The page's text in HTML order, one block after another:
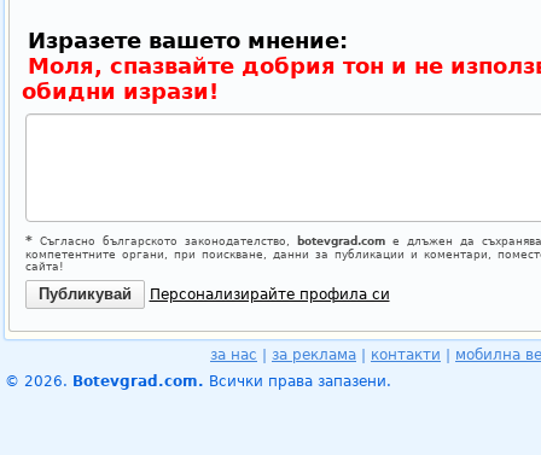
Изразете вашето мнение:
Моля, спазвайте добрия тон и не
обидни изрази!
*Съгласно българското законодателство, botevgrad.comе длъжен да
компетентните органи, при поискване, данни за публикации и коментари,
сайта!
Персонализирайте профила си
за нас за реклама контакти
мобилна
© 2026. Botevgrad.com. Всички права запазени.